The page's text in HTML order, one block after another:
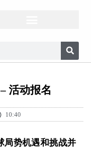
活动报名
10:40
局势机遇和挑战并